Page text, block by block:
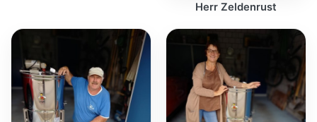
Herr Zeldenrust